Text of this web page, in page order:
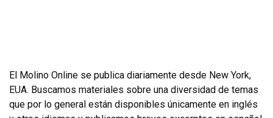
El Molino Online se publica diariamente desde New York,
EUA. Buscamos materiales sobre una diversidad de temas
que por lo general están disponibles únicamente en inglés